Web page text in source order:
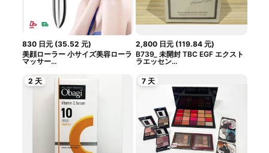
830 日元(35.52 元)
美顔ローラー 小サイズ美容ローラ
マッサー...
2,800 日元 (119.84 元)
B739_ 未開封 TBC EGF エクスト
ラエッセン...
2 天 7 天